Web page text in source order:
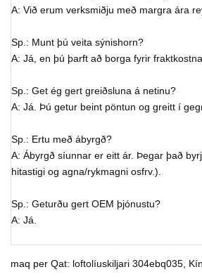
A: Við erum verksmiðju með margra ára
Sp.: Munt þú veita sýnishorn?
A: Já, en þú þarft að borga fyrir
Sp.: Get ég gert greiðsluna á netinu?
A: Já. Þú getur beint pöntun og greitt í
Sp.: Ertu með ábyrgð?
A: Ábyrgð síunnar er eitt ár. Þegar það
hitastigi og agna/rykmagni osfrv.).
Sp.: Geturðu gert OEM þjónustu?
A: Já.
maq per Qat: loftolíuskiljari 304ebq035,